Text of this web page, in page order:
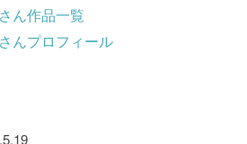
ん作品一覧
んプロフィール